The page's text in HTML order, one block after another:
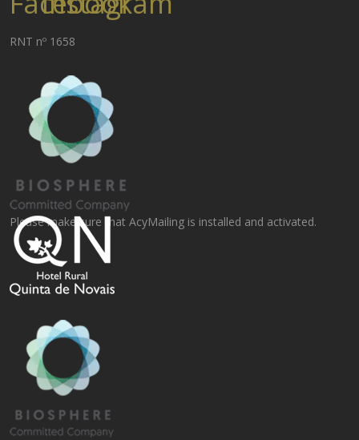
RNT nº 1658
Please make sure that AcyMailing is installed and activated.